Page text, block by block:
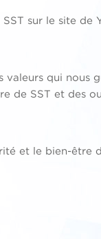
sur le site de
qui nous
de SST et des
et le bien-être